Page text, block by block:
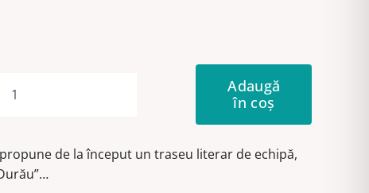
Cantitate
la
Durău
Adaugă
în coș
de la început un traseu literar de echipă,